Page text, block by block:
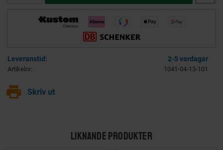
2-5 vardagar
Artikelnr 1041-04-13-101
print Skriv ut
LIKNANDE PRODUKTER